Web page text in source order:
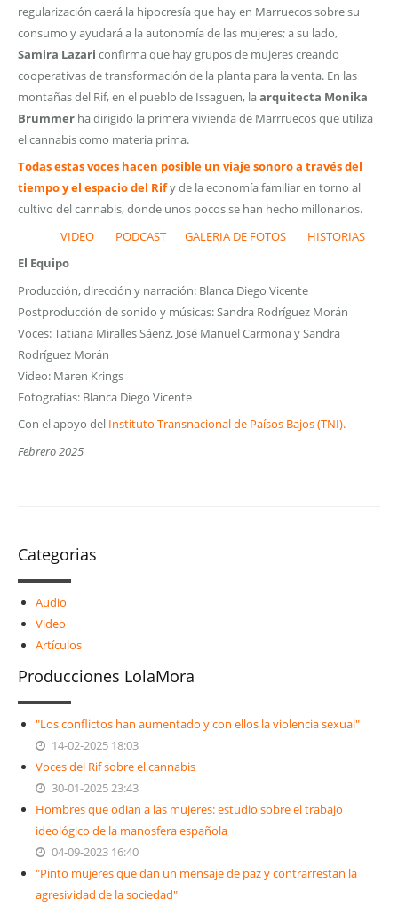
regularización caerá la hipocresía que hay en Marruecos sobre su
consumo y ayudará a la autonomía de las mujeres; a su lado,
Samira Lazari confirma que hay grupos de mujeres creando
cooperativas de transformación de la planta para la venta. En las
montañas del Rif, en el pueblo de Issaguen, laarquitecta Monika
Brummer ha dirigido la primera vivienda de Marrruecos que utiliza
el cannabis como materia prima.
Todasestas voces hacen posible un viaje sonoro a través del
tiempo y el espacio del Rify de la economía familiar en torno al
cultivo del cannabis, donde unos pocos se han hecho millonarios.
VIDEO
PODCAST GALERIA DE FOTOS
HISTORIAS
El Equipo
Producción, dirección y narración: Blanca Diego Vicente
Postproducción de sonido y músicas: Sandra Rodríguez Morán
Voces: Tatiana Miralles Sáenz, José Manuel Carmona y Sandra
Rodríguez Morán
Video: Maren Krings
Fotografías: Blanca Diego Vicente
Con el apoyo del Instituto Transnacional de Paísos Bajos (TNI).
Febrero 2025
Categorias
Audio
Video
Artículos
Producciones LolaMora
"Los conflictos han aumentado y con ellos la violencia sexual"
14-02-2025 18:03
Voces del Rif sobre el cannabis
30-01-2025 23:43
Hombres que odian a las mujeres: estudio sobre el trabajo
ideológico de la manosfera española
04-09-2023 16:40
"Pinto mujeres que dan un mensaje de paz y contrarrestan la
agresividad de la sociedad"